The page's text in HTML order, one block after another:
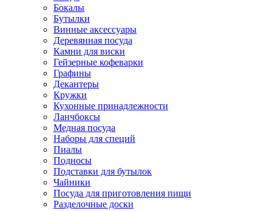
Бокалы
Бутылки
Винные аксессуары
Деревянная посуда
Камни для виски
Гейзерные кофеварки
Графины
Декантеры
Кружки
Кухонные принадлежности
Ланчбоксы
Медная посуда
Наборы для специй
Пиалы
Подносы
Подставки для бутылок
Чайники
Посуда для приготовления пищи
Разделочные доски